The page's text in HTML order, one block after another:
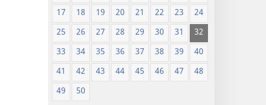
17
18 19 20 21 22 23
24
25
26 27 28 29 30 31
32
33
34 35 36 37 38 39
40
41
42 43 44 45 46 47
48
49
50